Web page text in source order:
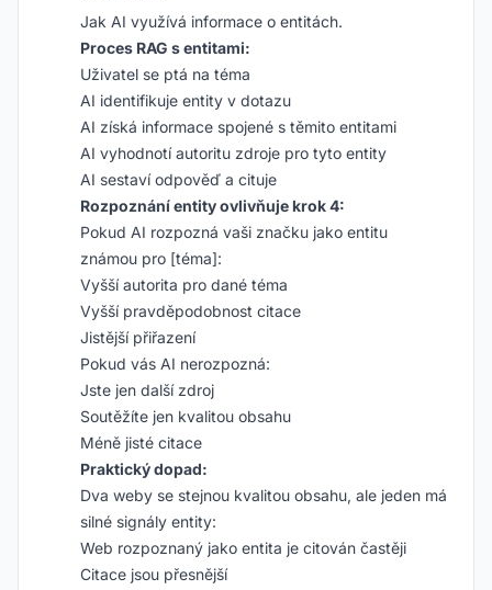
Jak AI využívá informace o entitách.
Proces RAG s entitami:
Uživatel se ptá na téma
AI identifikuje entity v dotazu
AI získá informace spojené s těmito entitami
AI vyhodnotí autoritu zdroje pro tyto entity
AI sestaví odpověď a cituje
Rozpoznání entity ovlivňuje krok 4:
Pokud AI rozpozná vaši značku jako entitu
známou pro [téma]:
Vyšší autorita pro dané téma
Vyšší pravděpodobnost citace
Jistější přiřazení
Pokud vás AI nerozpozná:
Jste jen další zdroj
Soutěžíte jen kvalitou obsahu
Méně jisté citace
Praktický dopad:
Dva weby se stejnou kvalitou obsahu, ale jeden má
silné signály entity:
Web rozpoznaný jako entita je citován častěji
Citace jsou přesnější